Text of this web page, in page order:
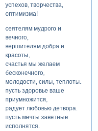
успехов, творчества,
оптимизма!
сеятелям мудрого и
вечного,
вершителям добра и
красоты,
счастья мы желаем
бесконечного,
молодости, силы, теплоты.
пусть здоровье ваше
приумножится,
радует любовью детвора.
пусть мечты заветные
исполнятся.